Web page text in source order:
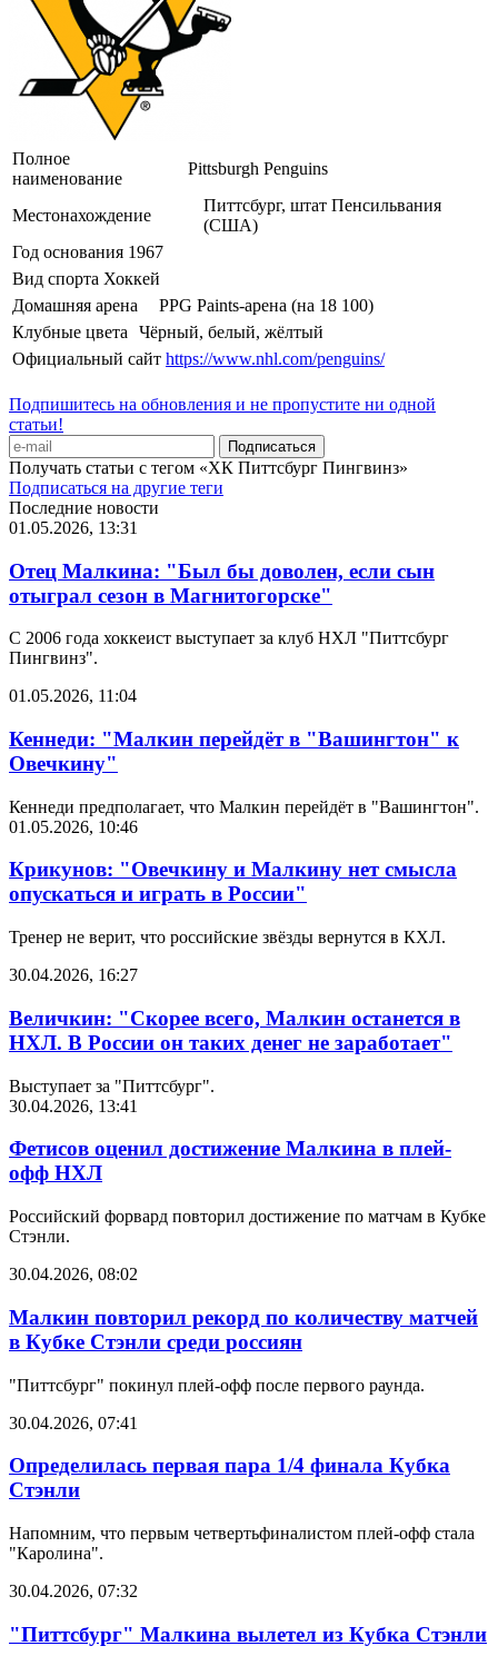
Полное
наименование
Pittsburgh Penguins
Местонахождение
Питтсбург, штат Пенсильвания
(США)
Год основания 1967
Вид спорта Хоккей
Домашняя арена
PPG Paints-арена (на 18 100)
Клубные цвета
Чёрный, белый, жёлтый
Официальный сайт https://www.nhl.com/penguins/
Подпишитесь на обновления и не пропустите ни одной
статьи!
Получать статьи с тегом «ХК Питтсбург Пингвинз»
Подписаться на другие теги
Последние новости
01.05.2026, 13:31
Отец Малкина: "Был бы доволен, если сын
отыграл сезон в Магнитогорске"
С 2006 года хоккеист выступает за клуб НХЛ "Питтсбург
Пингвинз".
01.05.2026, 11:04
Кеннеди: "Малкин перейдёт в "Вашингтон" к
Овечкину"
Кеннеди предполагает, что Малкин перейдёт в "Вашингтон".
01.05.2026, 10:46
Крикунов: "Овечкину и Малкину нет смысла
опускаться и играть в России"
Тренер не верит, что российские звёзды вернутся в КХЛ.
30.04.2026, 16:27
Величкин: "Скорее всего, Малкин останется в
НХЛ. В России он таких денег не заработает"
Выступает за "Питтсбург".
30.04.2026, 13:41
Фетисов оценил достижение Малкина в плей-
офф НХЛ
Российский форвард повторил достижение по матчам в Кубке
Стэнли.
30.04.2026, 08:02
Малкин повторил рекорд по количеству матчей
в Кубке Стэнли среди россиян
"Питтсбург" покинул плей-офф после первого раунда.
30.04.2026, 07:41
Определилась первая пара 1/4 финала Кубка
Стэнли
Напомним, что первым четвертьфиналистом плей-офф стала
"Каролина".
30.04.2026, 07:32
"Питтсбург" Малкина вылетел из Кубка Стэнли